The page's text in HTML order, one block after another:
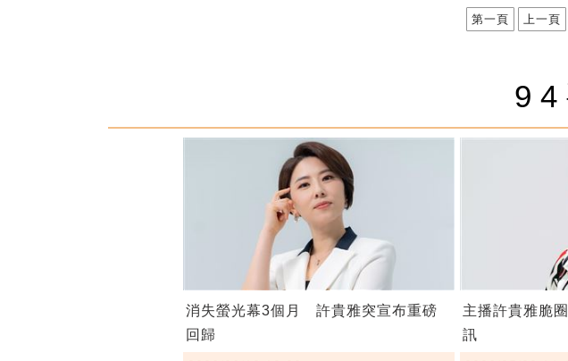
第一頁 上一頁
94
消失螢光幕3個月 許貴雅突宣布重磅
回歸
主播許貴雅脆
訊